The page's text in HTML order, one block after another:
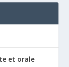
et orale